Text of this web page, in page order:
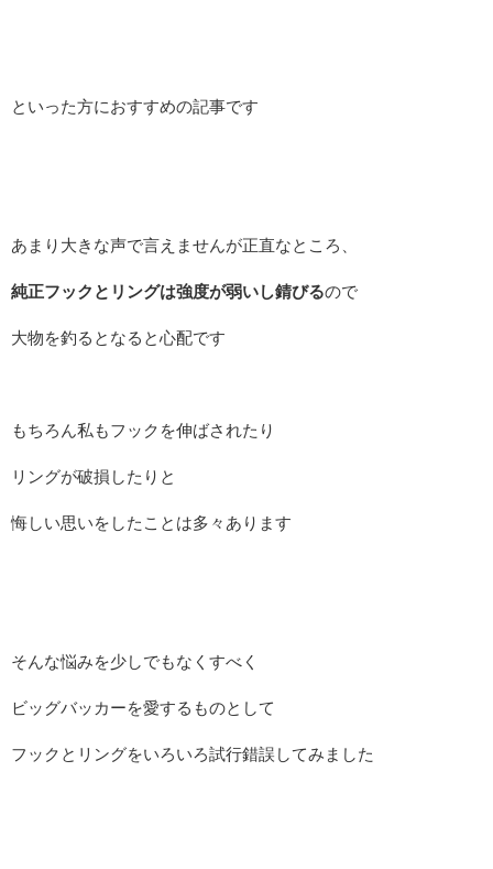
といった方におすすめの記事です
あまり大きな声で言えませんが正直なところ、
純正フックとリングは強度が弱いし錆びるので
大物を釣るとなると心配です
もちろん私もフックを伸ばされたり
リングが破損したりと
悔しい思いをしたことは多々あります
そんな悩みを少しでもなくすべく
ビッグバッカーを愛するものとして
フックとリングをいろいろ試行錯誤してみました